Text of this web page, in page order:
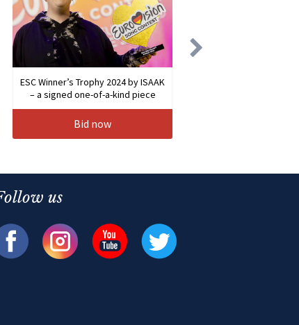
ESC Winner’s Trophy 2024 by ISAAK
– a signed one-of-a-kind piece
Bid now
us